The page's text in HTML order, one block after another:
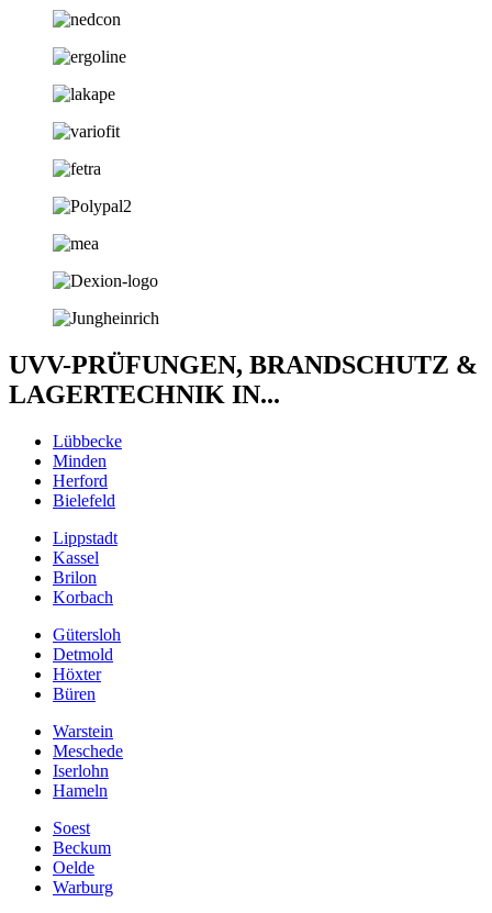
UVV-PRÜFUNGEN, BRANDSCHUTZ &
LAGERTECHNIK IN...
Lübbecke
Minden
Herford
Bielefeld
Lippstadt
Kassel
Brilon
Korbach
Gütersloh
Detmold
Höxter
Büren
Warstein
Meschede
Iserlohn
Hameln
Soest
Beckum
Oelde
Warburg